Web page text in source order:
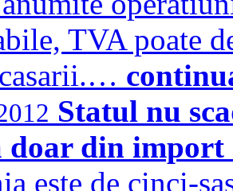
TVA poate
Statul nu
doar din import
este de cinci-